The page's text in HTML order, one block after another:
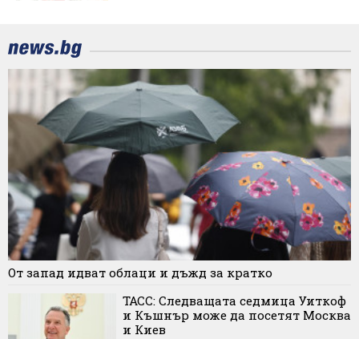
От запад идват облаци и дъжд за кратко
ТАСС: Следващата седмица Уиткоф
и Къшнър може да посетят Москва
и Киев